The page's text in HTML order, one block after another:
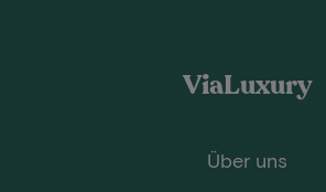
ViaLuxury
Über uns